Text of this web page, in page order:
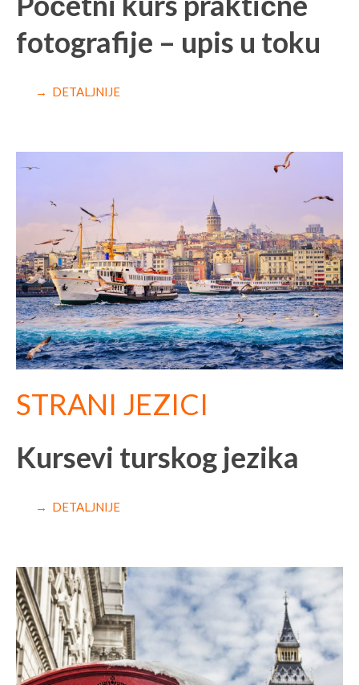
fotografije – upis u toku
→ DETALJNIJE
STRANI JEZICI
Kursevi turskog jezika
→ DETALJNIJE